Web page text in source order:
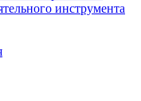
инструмента